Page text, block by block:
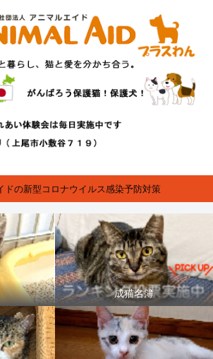
ドの新型コロナウイルス感染予防対策
成猫名簿